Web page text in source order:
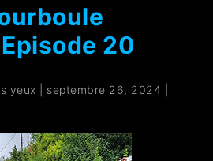
20
yeux septembre 26, 2024